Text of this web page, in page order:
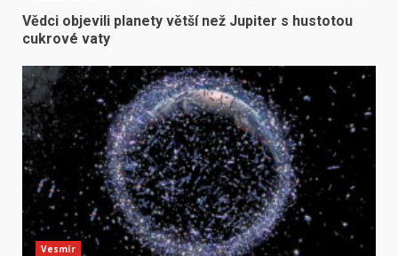
Vědci objevili planety větší než Jupiter s hustotou
cukrové vaty
Vesmír